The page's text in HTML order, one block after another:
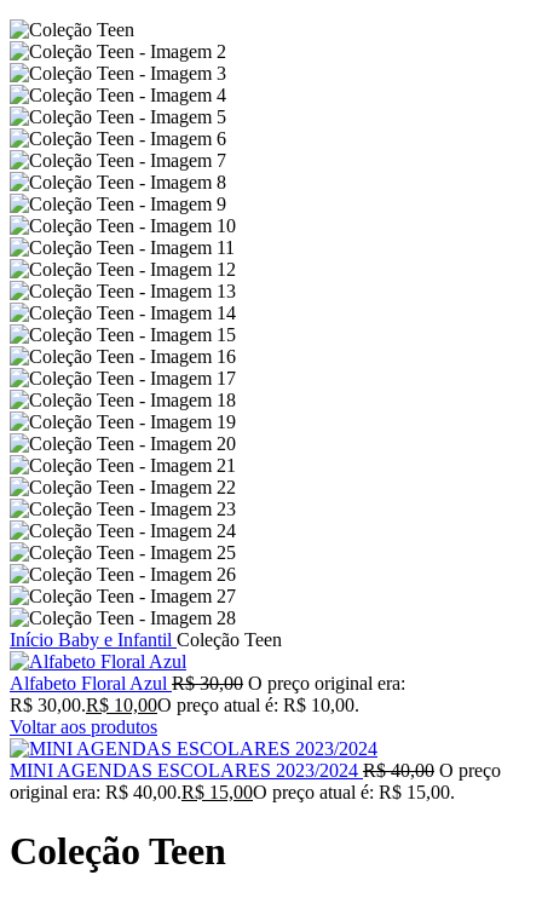
Início Baby e Infantil Coleção Teen
Alfabeto Floral Azul R$30,00 O preço original era:
R$ 30,00.R$ 10,00O preço atual é: R$ 10,00.
Voltar aos produtos
MINI AGENDAS ESCOLARES 2023/2024 R$40,00 O preço
original era: R$ 40,00.R$ 15,00O preço atual é: R$ 15,00.
Coleção Teen